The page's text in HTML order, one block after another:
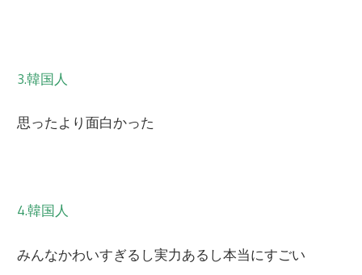
3.韓国人
思ったより面白かった
4.韓国人
みんなかわいすぎるし実力あるし本当にすごい